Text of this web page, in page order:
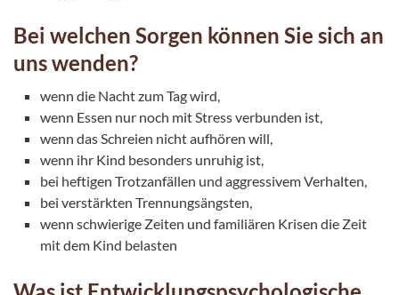
Bei welchen Sorgen können Sie sich an
uns wenden?
wenn die Nacht zum Tag wird,
wenn Essen nur noch mit Stress verbunden ist,
wenn das Schreien nicht aufhören will,
wenn ihr Kind besonders unruhig ist,
bei heftigen Trotzanfällen und aggressivem Verhalten,
bei verstärkten Trennungsängsten,
wenn schwierige Zeiten und familiären Krisen die Zeit
mit dem Kind belasten